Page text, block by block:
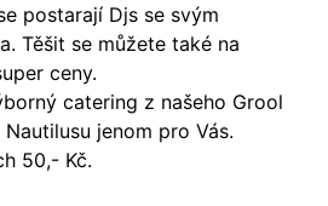
postarají Djs se svým
Těšit se můžete také na
ceny.
catering z našeho Grool
jenom pro Vás.
50,- Kč.